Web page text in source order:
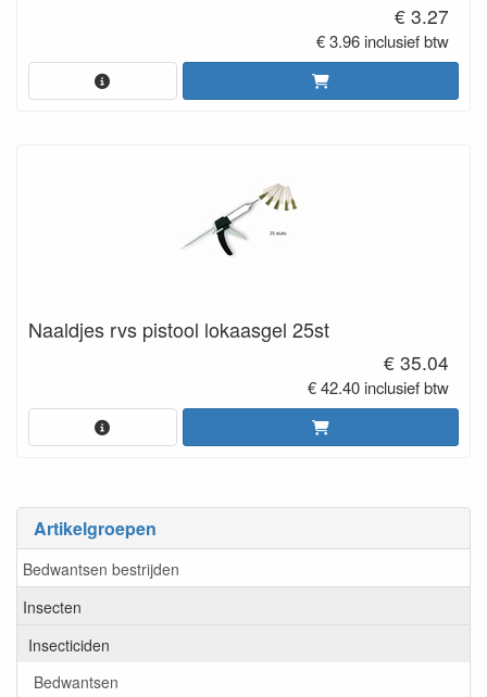
Artikelgroepen
Bedwantsen bestrijden
Insecten
Insecticiden
Bedwantsen
€ 3.27
€ 3.96 inclusief btw
Naaldjes rvs pistool lokaasgel 25st
€ 35.04
€ 42.40 inclusief btw